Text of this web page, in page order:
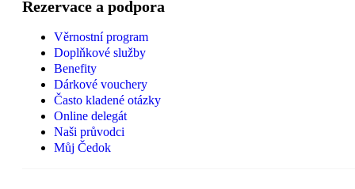
Rezervace a podpora
Věrnostní program
Doplňkové služby
Benefity
Dárkové vouchery
Často kladené otázky
Online delegát
Naši průvodci
Můj Čedok